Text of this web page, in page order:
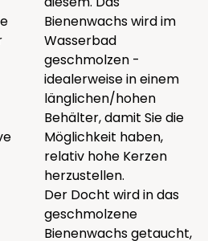
Bienenwachs wird im
Wasserbad
geschmolzen -
idealerweise in einem
länglichen/hohen
Behälter, damit Sie die
Möglichkeit haben,
relativ hohe Kerzen
herzustellen.
Der Docht wird in das
geschmolzene
Bienenwachs getaucht,